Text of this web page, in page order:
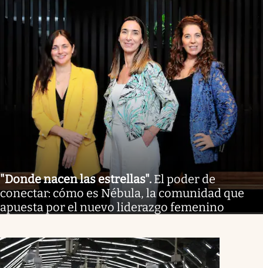
"Donde nacen las estrellas". El poder de
conectar: cómo es Nébula, la comunidad que
apuesta por el nuevo liderazgo femenino